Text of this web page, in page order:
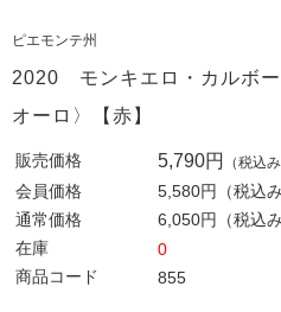
ピエモンテ州
2020 モンキエロ・カルボ
オーロ〉【赤】
販売価格 5,790円 （税込み
会員価格 5,580円
（税込み
通常価格
6,050円
（税込み
在庫
0
商品コード
855